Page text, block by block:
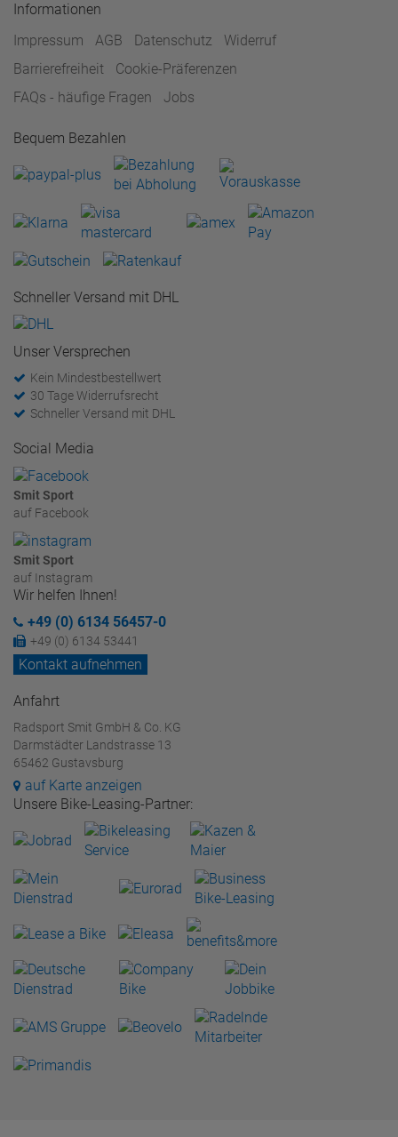
Informationen
Impressum
AGB Datenschutz
Widerruf
Barrierefreiheit
Cookie-Präferenzen
FAQs - häufige Fragen
Jobs
Bequem Bezahlen
Schneller Versand mit DHL
Unser Versprechen
Kein Mindestbestellwert
30 Tage Widerrufsrecht
Schneller Versand mit DHL
Social Media
Smit Sport
auf Facebook
Smit Sport
auf Instagram
Wir helfen Ihnen!
+49 (0) 6134 56457-0
+49 (0) 6134 53441
Kontakt aufnehmen
Anfahrt
Radsport Smit GmbH & Co. KG
Darmstädter Landstrasse 13
65462 Gustavsburg
auf Karte anzeigen
Unsere Bike-Leasing-Partner: